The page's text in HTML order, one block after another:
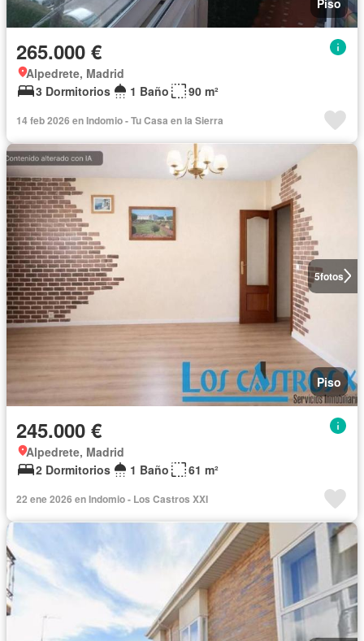
265.000 €
Alpedrete, Madrid
3 Dormitorios
1 Baño 90 m²
14 feb 2026 en Indomio - Tu Casa en la Sierra
5fotos
Piso
245.000 €
Alpedrete, Madrid
2 Dormitorios
1 Baño 61 m²
22 ene 2026 en Indomio - Los Castros XXI